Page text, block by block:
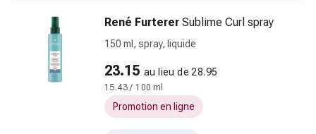
mémoire
concentration
René Furterer Sublime Curl spray
150 ml, spray, liquide
23.15 au lieu de 28.95
15.43 / 100 ml
Promotion en ligne